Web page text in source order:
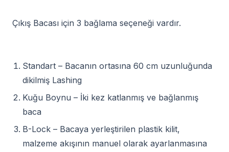
Çıkış Bacası için 3 bağlama seçeneği vardır.
Standart – Bacanın ortasına 60 cm uzunluğunda
dikilmiş Lashing
Kuğu Boynu – İki kez katlanmış ve bağlanmış
baca
B-Lock – Bacaya yerleştirilen plastik kilit,
malzeme akışının manuel olarak ayarlanmasına